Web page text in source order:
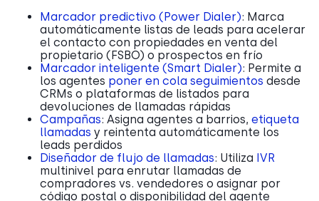
Marcador predictivo (Power Dialer): Marca
automáticamente listas de leads para acelerar
el contacto con propiedades en venta del
propietario (FSBO) o prospectos en frío
Marcador inteligente (Smart Dialer): Permite a
los agentes poner en cola seguimientos desde
CRMs o plataformas de listados para
devoluciones de llamadas rápidas
Campañas: Asigna agentes a barrios, etiqueta
llamadas y reintenta automáticamente los
leads perdidos
Diseñador de flujo de llamadas: Utiliza IVR
multinivel para enrutar llamadas de
compradores vs. vendedores o asignar por
código postal o disponibilidad del agente